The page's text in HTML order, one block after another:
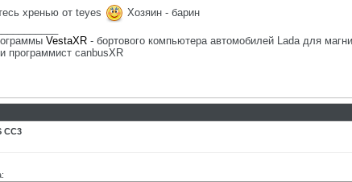
хренью от teyes
Хозяин - барин
VestaXR - бортового компьютера автомобилей Lada для
программист canbusXR
CC3